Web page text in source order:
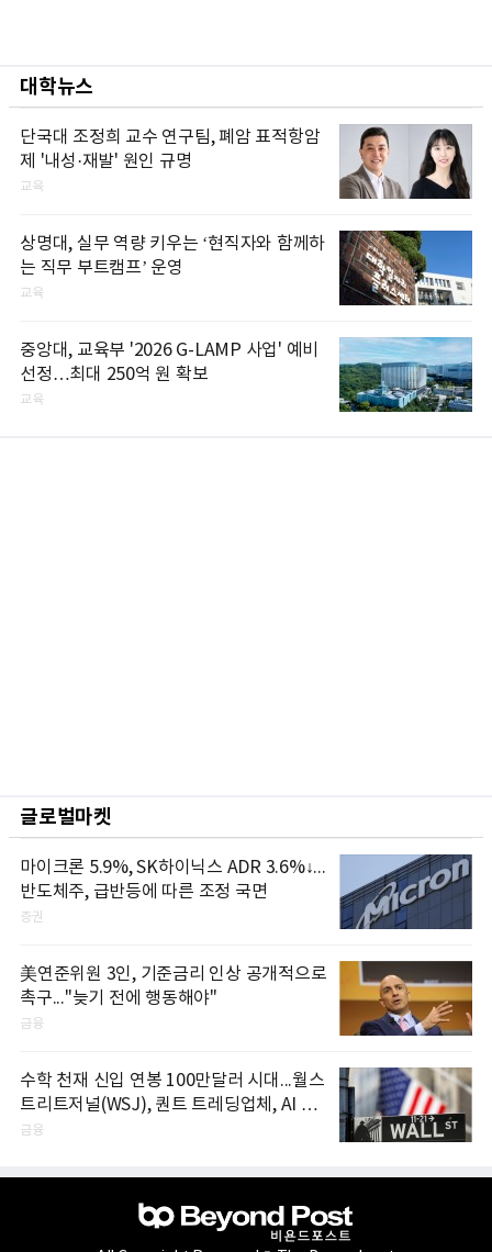
대학뉴스
단국대 조정희 교수 연구팀, 폐암 표적항암
제 '내성·재발' 원인 규명
교육
상명대, 실무 역량 키우는 ‘현직자와 함께하
는 직무 부트캠프’ 운영
교육
중앙대, 교육부 '2026 G-LAMP 사업' 예비
선정…최대 250억 원 확보
교육
글로벌마켓
마이크론 5.9%, SK하이닉스 ADR 3.6%↓...
반도체주, 급반등에 따른 조정 국면
증권
美연준위원 3인, 기준금리 인상 공개적으로
촉구..."늦기 전에 행동해야"
금융
수학 천재 신입 연봉 100만달러 시대...월스
트리트저널(WSJ), 퀀트 트레딩업체, AI 기
업들 인재 확보 경쟁
금융